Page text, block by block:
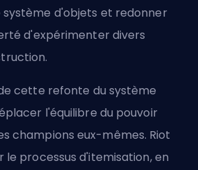
d'objets et redonner
d'expérimenter divers
cette refonte du système
l'équilibre du pouvoir
champions eux-mêmes. Riot
le processus d'itemisation, en